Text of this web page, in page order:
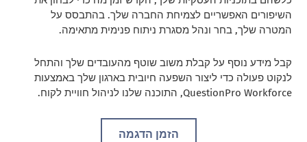
השיפורים האפשריים לצמיחת החברה שלך. בהתבסס על
המטרה שלך, בחר ונהל מסגרת ניתוח פנימית מתאימה.
קבל מידע נוסף על קבלת משוב שוטף מהעובדים שלך והתחל
לנקוט פעולה כדי ליצור השפעה חיובית בארגון שלך באמצעות
QuestionPro Workforce, התוכנה שלנו לניהול חוויית לקוח
.
הזמן הדגמה